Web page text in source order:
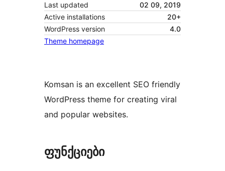
Last updated
02 09, 2019
Active installations
20+
WordPress version
4.0
Theme homepage
Komsan is an excellent SEO friendly
WordPress theme for creating viral
and popular websites.
ფუნქციები